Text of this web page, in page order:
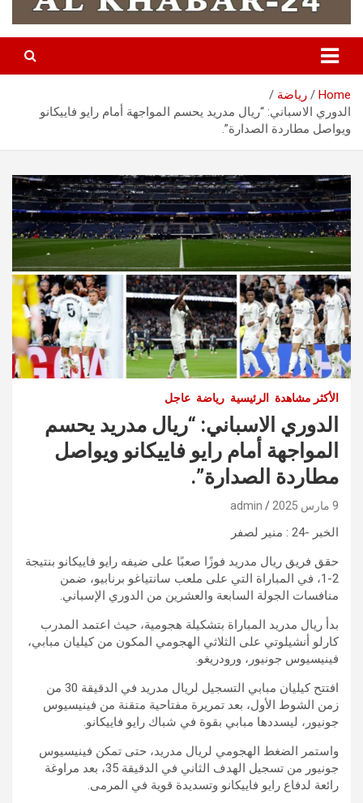
Home
رياضة
الدوري الاسباني: “ريال مدريد يحسم المواجهة أمام رايو فاييكانو
ويواصل مطاردة الصدارة”.
الأكثر مشاهدة الرئيسية رياضة عاجل
الدوري الاسباني: “ريال مدريد يحسم
المواجهة أمام رايو فاييكانو ويواصل
مطاردة الصدارة”.
9 مارس 2025 admin
الخبر -24 : منير لصفر
حقق فريق ريال مدريد فوزًا صعبًا على ضيفه رايو فاييكانو بنتيجة
2-1، في المباراة التي على ملعب سانتياغو برنابيو، ضمن
منافسات الجولة السابعة والعشرين من الدوري الإسباني.
بدأ ريال مدريد المباراة بتشكيلة هجومية، حيث اعتمد المدرب
كارلو أنشيلوتي على الثلاثي الهجومي المكون من كيليان مبابي،
فينيسيوس جونيور، ورودريغو.
افتتح كيليان مبابي التسجيل لريال مدريد في الدقيقة 30 من
زمن الشوط الأول، بعد تمريرة مفتاحية متقنة من فينيسيوس
جونيور، ليسددها مبابي بقوة في شباك رايو فاييكانو.
واستمر الضغط الهجومي لريال مدريد، حتى تمكن فينيسيوس
جونيور من تسجيل الهدف الثاني في الدقيقة 35، بعد مراوغة
رائعة لدفاع رايو فاييكانو وتسديدة قوية في المرمى.